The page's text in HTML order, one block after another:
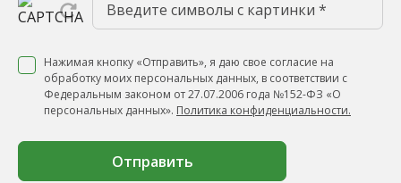
Нажимая кнопку «Отправить», я даю свое согласие на
обработку моих персональных данных, в соответствии с
Федеральным законом от 27.07.2006 года №152-ФЗ «О
персональных данных». Политика конфиденциальности.
Отправить